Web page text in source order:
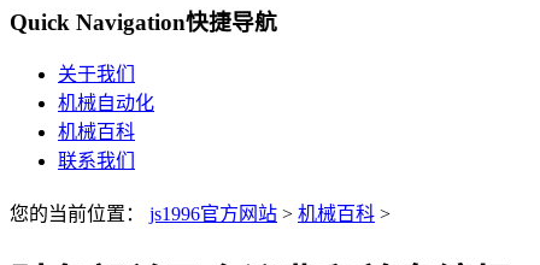
Quick Navigation快捷导航
关于我们
机械自动化
机械百科
联系我们
您的当前位置： js1996官方网站 > 机械百科 >